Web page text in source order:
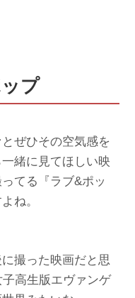
プ
ぜひその空気感を
緒に見てほしい映
てる『ラブ&ポッ
ね。
撮った映画だと思
高生版エヴァンゲ